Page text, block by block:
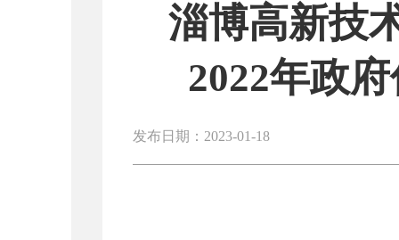
淄博高新技
2022年政
发布日期：2023-01-18